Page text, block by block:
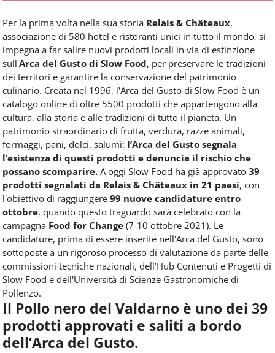
Per la prima volta nella sua storia Relais & Châteaux,
associazione di 580 hotel e ristoranti unici in tutto il mondo, si
impegna a far salire nuovi prodotti locali in via di estinzione
sull'Arca del Gusto di Slow Food, per preservare le tradizioni
dei territori e garantire la conservazione del patrimonio
culinario. Creata nel 1996, l'Arca del Gusto di Slow Food è un
catalogo online di oltre 5500 prodotti che appartengono alla
cultura, alla storia e alle tradizioni di tutto il pianeta. Un
patrimonio straordinario di frutta, verdura, razze animali,
formaggi, pani, dolci, salumi: l’Arca del Gusto segnala
l’esistenza di questi prodotti e denuncia il rischio che
possano scomparire. A oggi Slow Food ha già approvato 39
prodotti segnalati da Relais & Châteaux in 21 paesi, con
l'obiettivo di raggiungere 99 nuove candidature entro
ottobre, quando questo traguardo sarà celebrato con la
campagna Food for Change (7-10 ottobre 2021). Le
candidature, prima di essere inserite nell'Arca del Gusto, sono
sottoposte a un rigoroso processo di valutazione da parte delle
commissioni tecniche nazionali, dell’Hub Contenuti e Progetti di
Slow Food e dell'Università di Scienze Gastronomiche di
Pollenzo.
Il Pollo nero del Valdarno è uno dei 39
prodotti approvati e saliti a bordo
dell’Arca del Gusto.